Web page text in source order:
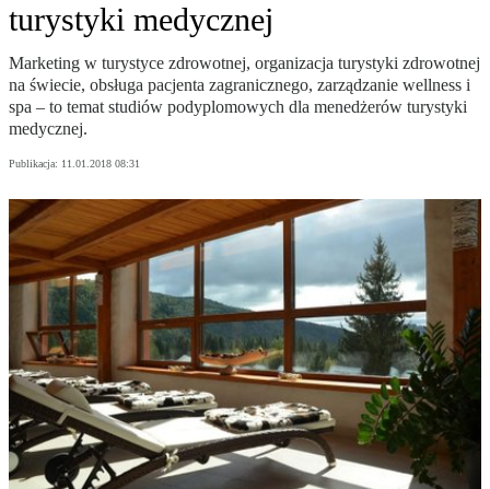
turystyki medycznej
Marketing w turystyce zdrowotnej, organizacja turystyki zdrowotnej
na świecie, obsługa pacjenta zagranicznego, zarządzanie wellness i
spa – to temat studiów podyplomowych dla menedżerów turystyki
medycznej.
Publikacja: 11.01.2018 08:31